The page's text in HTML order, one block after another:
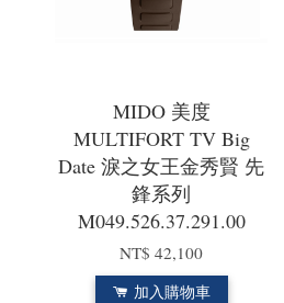
MIDO 美度
MULTIFORT TV Big
Date 淚之女王金秀賢 先
鋒系列
M049.526.37.291.00
NT$ 42,100
加入購物車